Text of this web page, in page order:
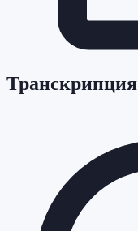
Транскрипция